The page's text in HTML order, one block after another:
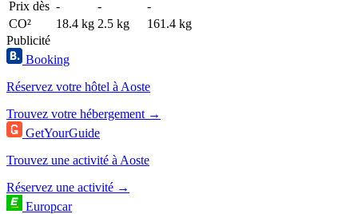
Prix dès - -
-
CO²
18.4 kg 2.5 kg
161.4 kg
Publicité
Booking
Réservez votre hôtel à Aoste
Trouvez votre hébergement →
GetYourGuide
Trouvez une activité à Aoste
Réservez une activité →
Europcar